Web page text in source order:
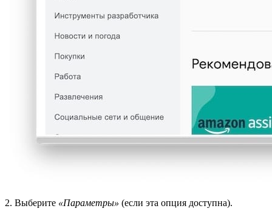
2. Выберите «Параметры» (если эта опция доступна).